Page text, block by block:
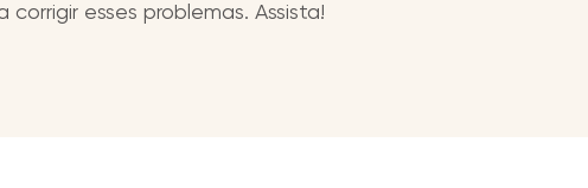
corrigir esses problemas. Assista!